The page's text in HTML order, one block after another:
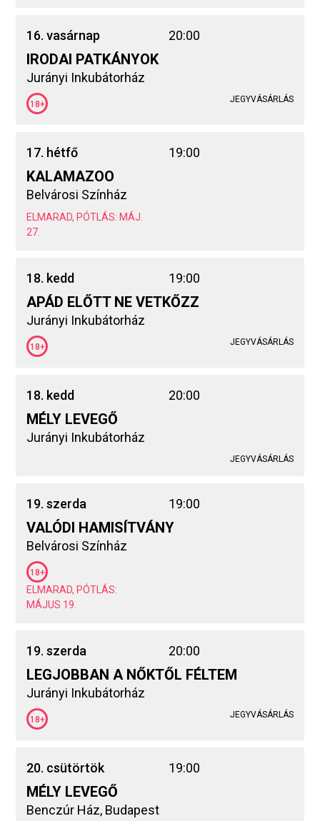
16. vasárnap 20:00
IRODAI PATKÁNYOK
Jurányi Inkubátorház
18+ JEGYVÁSÁRLÁS
17. hétfő 19:00
KALAMAZOO
Belvárosi Színház
ELMARAD, PÓTLÁS: MÁJ.
27.
18. kedd 19:00
APÁD ELŐTT NE VETKŐZZ
Jurányi Inkubátorház
18+ JEGYVÁSÁRLÁS
18. kedd 20:00
MÉLY LEVEGŐ
Jurányi Inkubátorház
JEGYVÁSÁRLÁS
19. szerda 19:00
VALÓDI HAMISÍTVÁNY
Belvárosi Színház
18+
ELMARAD, PÓTLÁS:
MÁJUS 19.
19. szerda 20:00
LEGJOBBAN A NŐKTŐL FÉLTEM
Jurányi Inkubátorház
18+ JEGYVÁSÁRLÁS
20. csütörtök 19:00
MÉLY LEVEGŐ
Benczúr Ház, Budapest